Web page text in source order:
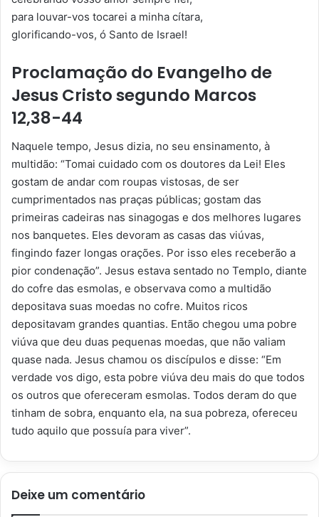
para louvar-vos tocarei a minha cítara,
glorificando-vos, ó Santo de Israel!
Proclamação do Evangelho de
Jesus Cristo segundo Marcos
12,38-44
Naquele tempo, Jesus dizia, no seu ensinamento, à
multidão: “Tomai cuidado com os doutores da Lei! Eles
gostam de andar com roupas vistosas, de ser
cumprimentados nas praças públicas; gostam das
primeiras cadeiras nas sinagogas e dos melhores lugares
nos banquetes. Eles devoram as casas das viúvas,
fingindo fazer longas orações. Por isso eles receberão a
pior condenação”. Jesus estava sentado no Templo, diante
do cofre das esmolas, e observava como a multidão
depositava suas moedas no cofre. Muitos ricos
depositavam grandes quantias. Então chegou uma pobre
viúva que deu duas pequenas moedas, que não valiam
quase nada. Jesus chamou os discípulos e disse: “Em
verdade vos digo, esta pobre viúva deu mais do que todos
os outros que ofereceram esmolas. Todos deram do que
tinham de sobra, enquanto ela, na sua pobreza, ofereceu
tudo aquilo que possuía para viver”.
Deixe um comentário